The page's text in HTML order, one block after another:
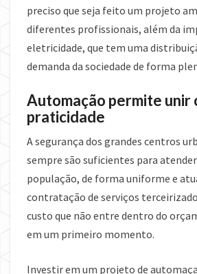
preciso que seja feito um projeto
diferentes profissionais, além da
eletricidade, que tem uma
demanda da sociedade de forma
Automação permite unir
praticidade
A segurança dos grandes centros
sempre são suficientes para
população, de forma uniforme e
contratação de serviços
custo que não entre dentro do
em um primeiro momento.
Investir em um projeto de